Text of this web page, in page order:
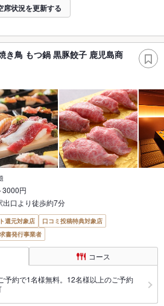
席状況を更新する
き鳥 もつ鍋 黒豚餃子 鹿児島商
3000円
出口より徒歩約7分
還元対象店
口コミ投稿特典対象店
書発行事業者
コース
予約で1名様無料。12名様以上のご予約